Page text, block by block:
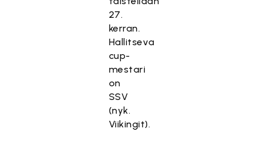
27.
kerran.
Hallitseva
cup-
mestari
on
SSV
(nyk.
Viikingit).